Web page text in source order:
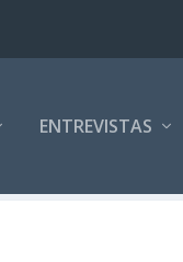
ENTREVISTAS